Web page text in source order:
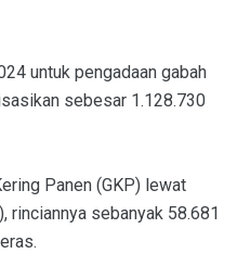
untuk pengadaan gabah
sebesar 1.128.730
Panen (GKP) lewat
rinciannya sebanyak 58.681